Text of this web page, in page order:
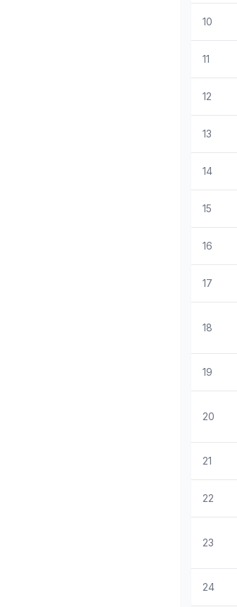
10
11
12
13
14
15
16
17
18
19
20
21
22
23
24